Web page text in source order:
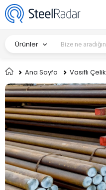
Ürünler
Ana Sayfa Vasıflı Çelik